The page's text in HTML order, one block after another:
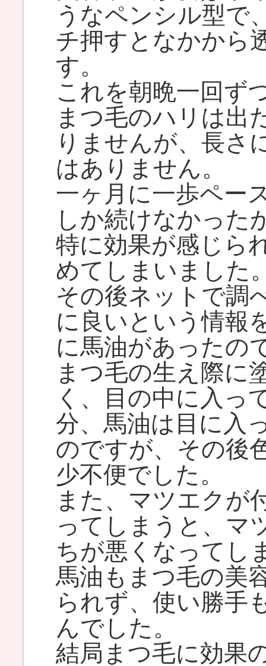
うなペンシル型で
チ押すとなかから
す。
これを朝晩一回ず
まつ毛のハリは出
りませんが、長さ
はありません。
一ヶ月に一歩ペー
しか続けなかった
特に効果が感じら
めてしまいました
その後ネットで調
に良いという情報
に馬油があったの
まつ毛の生え際に
く、目の中に入っ
分、馬油は目に入
のですが、その後
少不便でした。
また、マツエクが
ってしまうと、マ
ちが悪くなってし
馬油もまつ毛の美
られず、使い勝手
んでした。
結局まつ毛に効果